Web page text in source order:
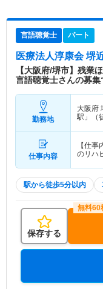
言語聴覚士 パート
医療法人淳康会 堺
【大阪府/堺市】残業
言語聴覚士さんの募集
勤務地
大阪府
駅」（
仕事内容
【仕
のリハ
駅から徒歩5分以内
保存する